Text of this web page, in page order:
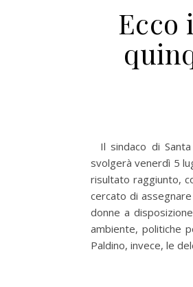
Ecco
Il sindaco di
svolgerà venerdì 5
risultato raggiunto,
cercato di
donne a
ambiente, politiche
Paldino, invece, le